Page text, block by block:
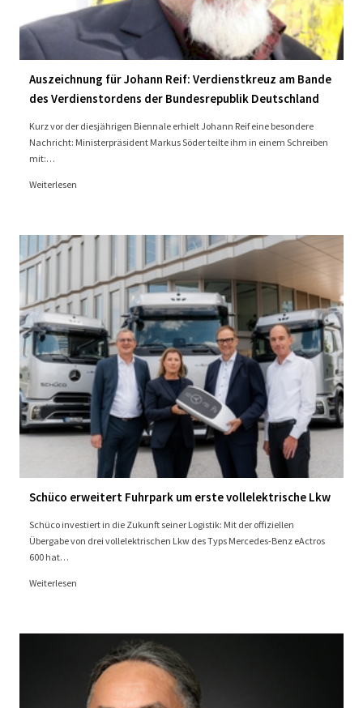
Auszeichnung für Johann Reif: Verdienstkreuz am Bande
des Verdienstordens der Bundesrepublik Deutschland
Kurz vor der diesjährigen Biennale erhielt Johann Reif eine besondere
Nachricht: Ministerpräsident Markus Söder teilte ihm in einem Schreiben
mit:…
Weiterlesen
Schüco erweitert Fuhrpark um erste vollelektrische Lkw
Schüco investiert in die Zukunft seiner Logistik: Mit der offiziellen
Übergabe von drei vollelektrischen Lkw des Typs Mercedes-Benz eActros
600 hat…
Weiterlesen